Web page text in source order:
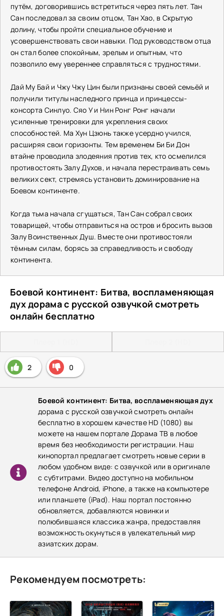
путём, договорившись встретиться через пять лет. Тан
Сан последовал за своим отцом, Тан Хао, в Скрытую
долину, чтобы пройти специальное обучение и
усовершенствовать свои навыки. Под руководством отца
он стал более спокойным, зрелым и опытным, что
позволило ему увереннее справляться с трудностями.
Дай Му Бай и Чжу Чжу Цин были признаны своей семьёй и
получили титулы наследного принца и принцессы-
консорта Синлуо. Сяо У и Нин Ронг Ронг начали
усиленные тренировки для укрепления своих
способностей. Ма Хун Цзюнь также усердно учился,
расширяя свои горизонты. Тем временем Би Би Дон
втайне проводила злодеяния против тех, кто осмелился
противостоять Залу Духов, и начала перестраивать семь
великих сект, стремясь установить доминирование на
Боевом континенте.
Когда тьма начала сгущаться, Тан Сан собрал своих
товарищей, чтобы отправиться на остров и бросить вызов
Залу Воинственных Душ. Вместе они противостояли
тёмным силам, борясь за справедливость и свободу
континента.
Боевой континент: Битва, воспламеняющая
дух дорама с русской озвучкой смотреть
онлайн бесплатно
2 0
Боевой континент: Битва, воспламеняющая дух
дорама с русской озвучкой смотреть онлайн
бесплатно в хорошем качестве HD (1080) вы
можете на нашем портале Дорама ТВ в любое
время без необходимости регистрации. Наш
кинопортал предлагает смотреть новые серии в
любом удобном виде: с озвучкой или в оригинале
с субтитрами. Видео доступно на мобильном
телефоне Android, iPhone, а также на компьютере
или планшете (iPad). Наш портал постоянно
обновляется, добавляются новинки и
полюбившаяся классика жанра, предоставляя
возможность окунуться в увлекательный мир
азиатских дорам.
Рекомендуем посмотреть: